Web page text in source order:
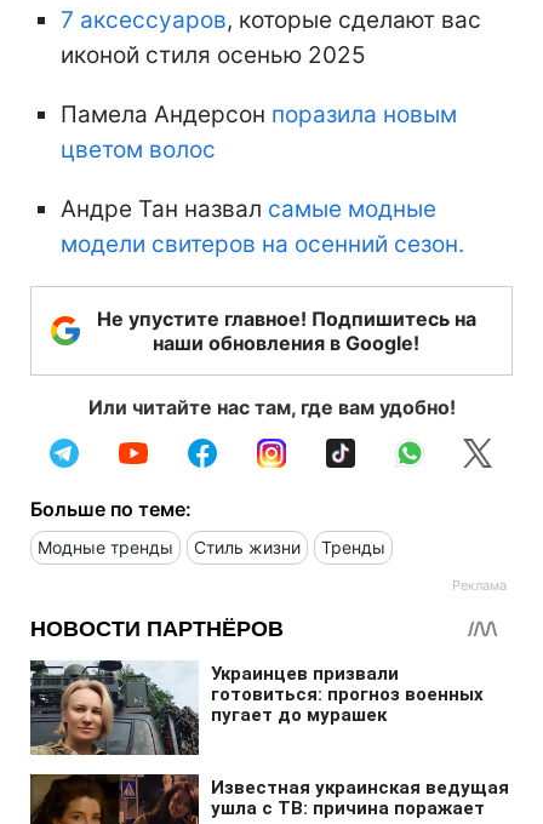
7 аксессуаров, которые сделают вас
иконой стиля осенью 2025
Памела Андерсон поразила новым
цветом волос
Андре Тан назвал самые модные
модели свитеров на осенний сезон.
Не упустите главное! Подпишитесь на
наши обновления в Google!
Или читайте нас там, где вам удобно!
Больше по теме:
Модные тренды Стиль жизни Тренды